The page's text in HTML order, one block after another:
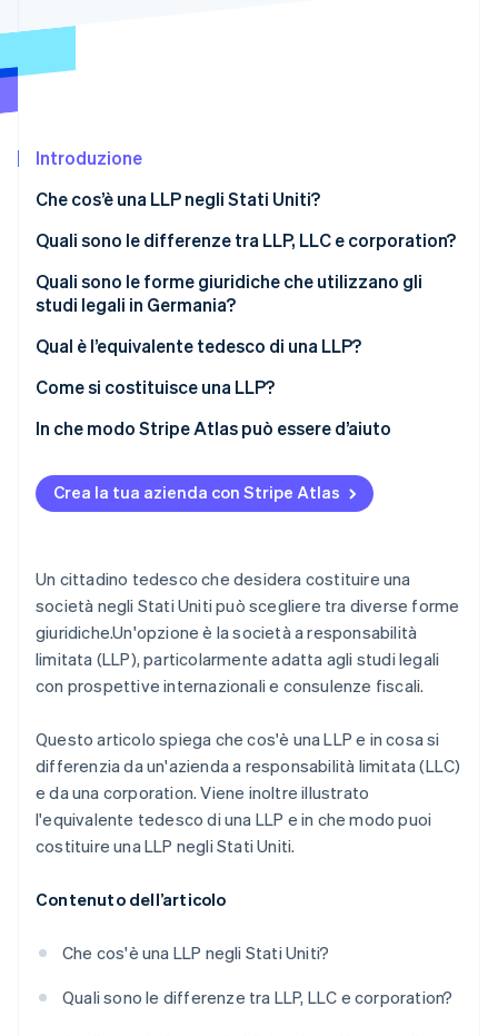
Radar
Rimozione del carbonio
Identity
Verifica online dell'identità
Stripe Sessions 2026
Scopri come Stripe sta costruendo l'infrastruttura
Guarda ora
Introduzione
Che cos’è una LLP negli Stati Uniti?
Quali sono le differenze tra LLP, LLC e corporation?
Quali sono le forme giuridiche che utilizzano gli
studi legali in Germania?
Qual è l’equivalente tedesco di una LLP?
Come si costituisce una LLP?
Scegli uno stato e controlla i nomi delle aziende
Redigi un accordo di partnership
Documenti di costituzione della società
Richiedi il numero di identificazione del datore di
lavoro (EIN)
Apri un conto business
Verifica le registrazioni professionali e i visti
Chiarisci la tassazione in Germania
In che modo Stripe Atlas può essere d’aiuto
Registrazione su Atlas
Accettare i pagamenti e le operazioni bancarie
Acquisto di azioni senza contanti da parte del
fondatore
Presentazione automatica della dichiarazione
fiscale 83(b)
Un anno gratuito di Stripe Payments, oltre a 50.000
$ in crediti e sconti offerti dai partner
Crea la tua azienda con Stripe Atlas
Un cittadino tedesco che desidera costituire una
società negli Stati Uniti può scegliere tra diverse forme
giuridiche.Un'opzione è la società a responsabilità
limitata (LLP), particolarmente adatta agli studi legali
con prospettive internazionali e consulenze fiscali.
Questo articolo spiega che cos'è una LLP e in cosa si
differenzia da un'azienda a responsabilità limitata (LLC)
e da una corporation. Viene inoltre illustrato
l'equivalente tedesco di una LLP e in che modo puoi
costituire una LLP negli Stati Uniti.
Contenuto dell’articolo
Che cos'è una LLP negli Stati Uniti?
Quali sono le differenze tra LLP, LLC e corporation?